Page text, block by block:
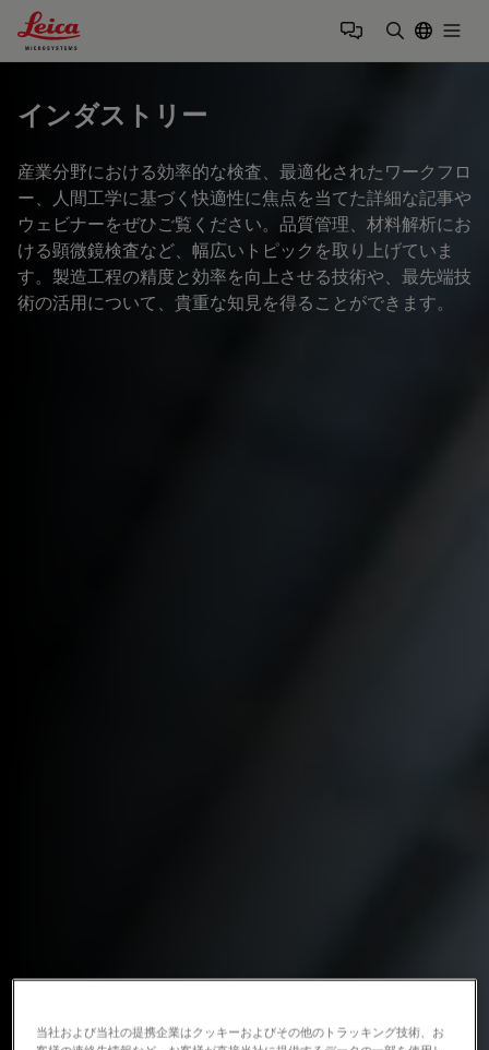
Leica Microsystems Logo
インダストリー
産業分野における効率的な検査、最適化されたワークフロ
ー、人間工学に基づく快適性に焦点を当てた詳細な記事や
ウェビナーをぜひご覧ください。品質管理、材料解析にお
ける顕微鏡検査など、幅広いトピックを取り上げていま
す。製造工程の精度と効率を向上させる技術や、最先端技
術の活用について、貴重な知見を得ることができます。
当社および当社の提携企業はクッキーおよびその他のトラッキング技術、お